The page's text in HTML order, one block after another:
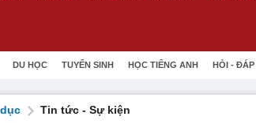
DU HỌC TUYỂN SINH HỌC TIẾNG ANH HỎI - ĐÁP
Tin tức - Sự kiện